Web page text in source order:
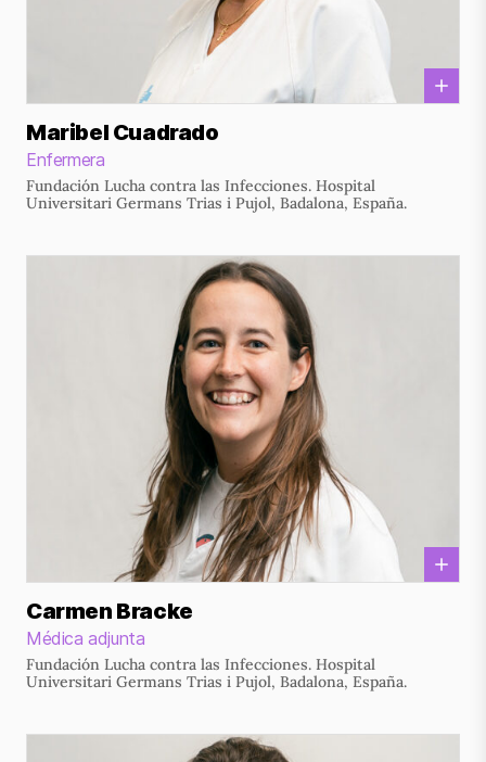
Maribel Cuadrado
Enfermera
Fundación Lucha contra las Infecciones. Hospital
Universitari Germans Trias i Pujol, Badalona, España.
Carmen Bracke
Médica adjunta
Fundación Lucha contra las Infecciones. Hospital
Universitari Germans Trias i Pujol, Badalona, España.